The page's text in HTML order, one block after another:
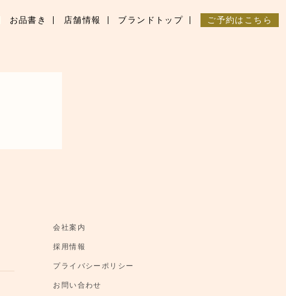
お品書き 店舗情報 ブランドトップ ご予約はこちら
会社案内
採用情報
プライバシーポリシー
お問い合わせ